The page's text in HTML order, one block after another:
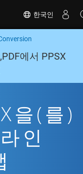
한국인
에서 PPSX
을(를)
인